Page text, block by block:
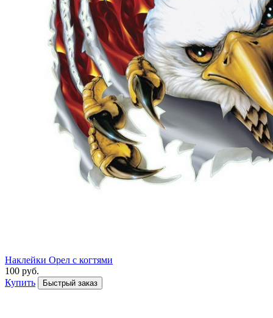
Наклейки Орел с когтями
100 руб.
Купить
Быстрый заказ